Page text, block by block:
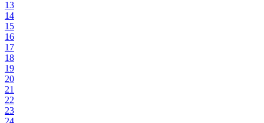
13
14
15
16
17
18
19
20
21
22
23